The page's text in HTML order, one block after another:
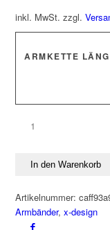
inkl. MwSt.zzgl.
ARMKETTE
KÖNIGSARMKETTE
In den Warenkorb
Artikelnummer:
Armbänder,x-design